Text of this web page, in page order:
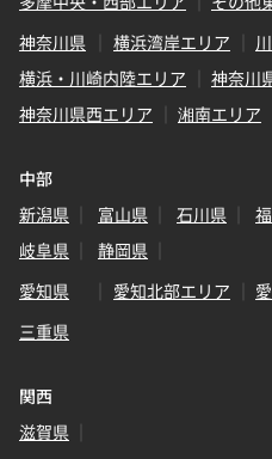
神奈川県
横浜湾岸エリア
横浜・川崎内陸エリア
神奈川
神奈川県西エリア
湘南エリア
中部
新潟県
富山県 石川県
岐阜県
静岡県
愛知県
愛知北部エリア
三重県
関西
滋賀県